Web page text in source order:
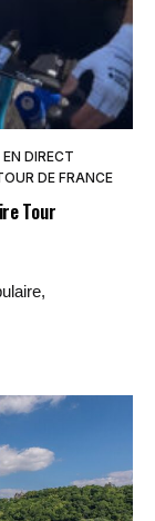
EN DIRECT
DE FRANCE
Tour